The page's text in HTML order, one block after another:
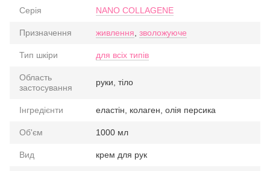
Серія NANO COLLAGENE
Призначення живлення зволожуюче
Тип шкіри для всіх типів
Область
застосування
руки, тіло
Інгредієнти еластін, колаген, олія персика
Об'єм 1000 мл
Вид крем для рук